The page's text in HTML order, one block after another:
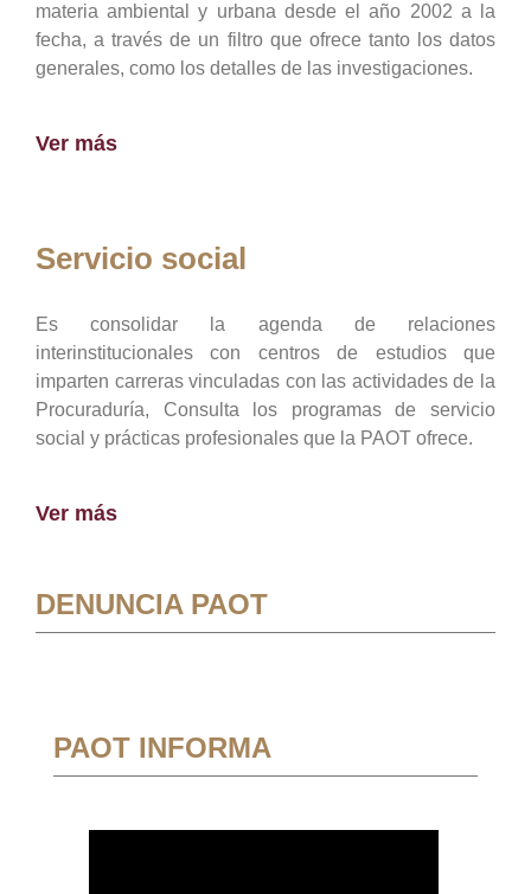
materia ambiental y urbana desde el año 2002 a la
fecha, a través de un filtro que ofrece tanto los datos
generales, como los detalles de las investigaciones.
Ver más
Servicio social
Es consolidar la agenda de relaciones
interinstitucionales con centros de estudios que
imparten carreras vinculadas con las actividades de la
Procuraduría, Consulta los programas de servicio
social y prácticas profesionales que la PAOT ofrece.
Ver más
DENUNCIA PAOT
PAOT INFORMA